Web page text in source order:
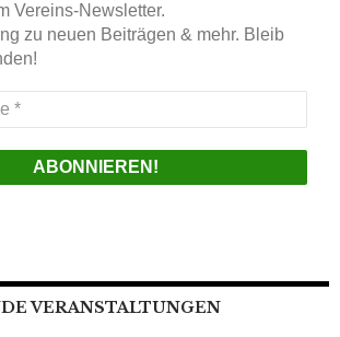
Vereins-Newsletter.
zu neuen Beiträgen & mehr. Bleib
VERANSTALTUNGEN